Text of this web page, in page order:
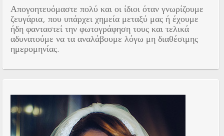
Απογοητευόμαστε πολύ και οι ίδιοι όταν γνωρίζουμε
ζευγάρια, που υπάρχει χημεία μεταξύ μας ή έχουμε
ήδη φανταστεί την φωτογράφηση τους και τελικά
αδυνατούμε να τα αναλάβουμε λόγω μη διαθέσιμης
ημερομηνίας.